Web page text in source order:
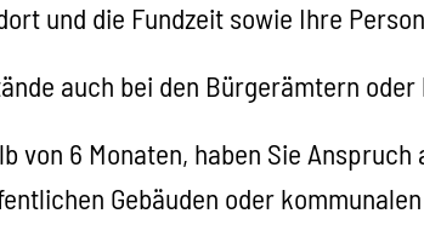
und die Fundzeit sowie Ihre
auch bei den Bürgerämtern
6 Monaten, haben Sie Anspruch
Gebäuden oder